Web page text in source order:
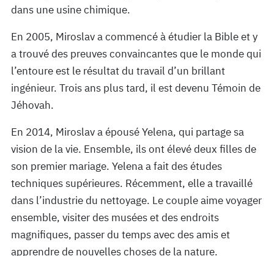
dans une usine chimique.
En 2005, Miroslav a commencé à étudier la Bible et y
a trouvé des preuves convaincantes que le monde qui
l’entoure est le résultat du travail d’un brillant
ingénieur. Trois ans plus tard, il est devenu Témoin de
Jéhovah.
En 2014, Miroslav a épousé Yelena, qui partage sa
vision de la vie. Ensemble, ils ont élevé deux filles de
son premier mariage. Yelena a fait des études
techniques supérieures. Récemment, elle a travaillé
dans l’industrie du nettoyage. Le couple aime voyager
ensemble, visiter des musées et des endroits
magnifiques, passer du temps avec des amis et
apprendre de nouvelles choses de la nature.